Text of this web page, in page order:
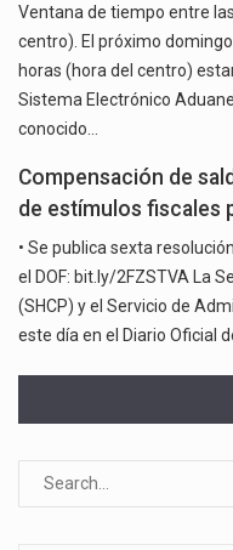
Ventana de tiempo entre
centro). El próximo
horas (hora del centro)
Sistema Electrónico
conocido…
Compensación de
de estímulos fiscales
• Se publica sexta
el DOF: bit.ly/2FZSTVA La
(SHCP) y el Servicio de
este día en el Diario Oficial